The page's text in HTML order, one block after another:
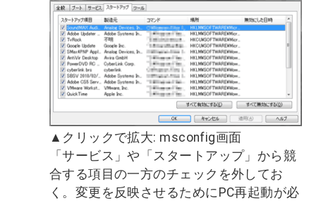
▲クリックで拡大: msconfig画面
「サービス」や「スタートアップ」から競
合する項目の一方のチェックを外してお
く。変更を反映させるためにPC再起動が必